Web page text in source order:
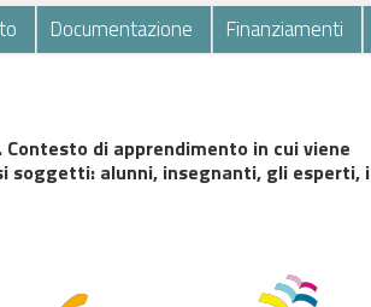
Documentazione Finanziamenti
di apprendimento in cui viene
soggetti: alunni, insegnanti, gli esperti, i